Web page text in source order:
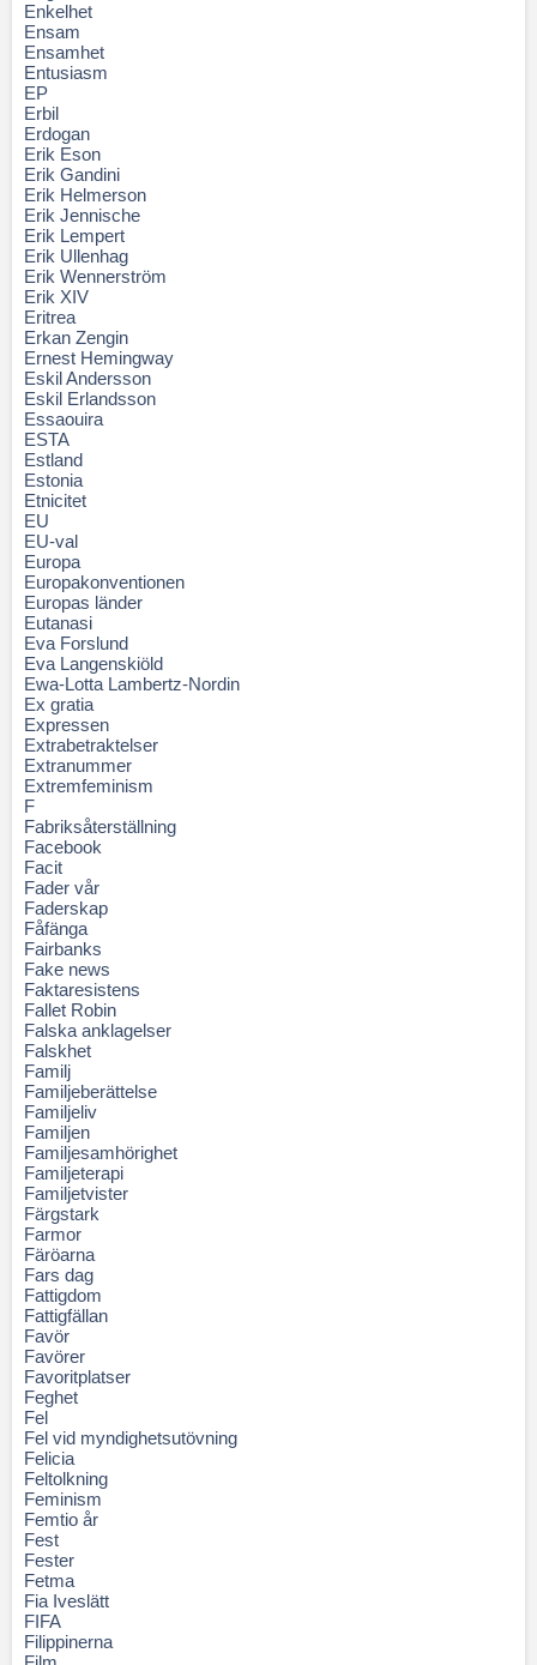
Enkelhet
Ensam
Ensamhet
Entusiasm
EP
Erbil
Erdogan
Erik Eson
Erik Gandini
Erik Helmerson
Erik Jennische
Erik Lempert
Erik Ullenhag
Erik Wennerström
Erik XIV
Eritrea
Erkan Zengin
Ernest Hemingway
Eskil Andersson
Eskil Erlandsson
Essaouira
ESTA
Estland
Estonia
Etnicitet
EU
EU-val
Europa
Europakonventionen
Europas länder
Eutanasi
Eva Forslund
Eva Langenskiöld
Ewa-Lotta Lambertz-Nordin
Ex gratia
Expressen
Extrabetraktelser
Extranummer
Extremfeminism
F
Fabriksåterställning
Facebook
Facit
Fader vår
Faderskap
Fåfänga
Fairbanks
Fake news
Faktaresistens
Fallet Robin
Falska anklagelser
Falskhet
Familj
Familjeberättelse
Familjeliv
Familjen
Familjesamhörighet
Familjeterapi
Familjetvister
Färgstark
Farmor
Färöarna
Fars dag
Fattigdom
Fattigfällan
Favör
Favörer
Favoritplatser
Feghet
Fel
Fel vid myndighetsutövning
Felicia
Feltolkning
Feminism
Femtio år
Fest
Fester
Fetma
Fia Iveslätt
FIFA
Filippinerna